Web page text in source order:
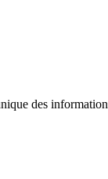
des